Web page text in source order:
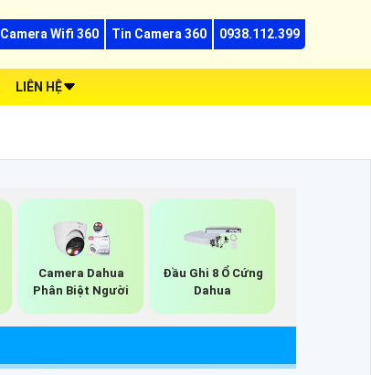
Camera Wifi 360 Tin Camera 360 0938.112.399
LIÊN HỆ
Camera Dahua
Phân Biệt Người
Đầu Ghi 8 Ổ Cứng
Dahua